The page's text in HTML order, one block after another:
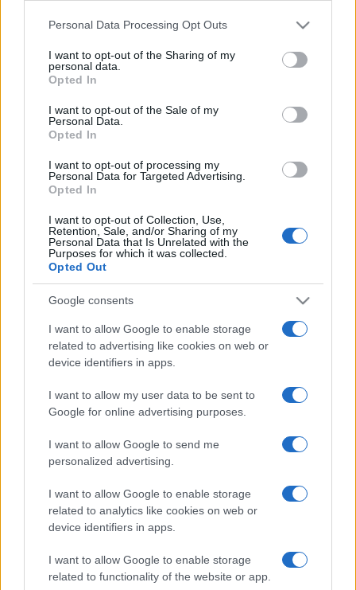
Please note that this website/app uses one or more Google
not limited to your visit or usage behaviour. You may click to
grant or deny consent to Google and its third-party tags to
use your data for below specified purposes in below Google
consent section.
Personal Data Processing Opt Outs
I want to opt-out of the Sharing of my
personal data.
Opted In
I want to opt-out of the Sale of my
Personal Data.
Opted In
I want to opt-out of processing my
Personal Data for Targeted Advertising.
Opted In
I want to opt-out of Collection, Use,
Retention, Sale, and/or Sharing of my
Personal Data that Is Unrelated with the
Purposes for which it was collected.
Opted Out
Google consents
I want to allow Google to enable storage
related to advertising like cookies on web or
device identifiers in apps.
I want to allow my user data to be sent to
Google for online advertising purposes.
I want to allow Google to send me
personalized advertising.
I want to allow Google to enable storage
related to analytics like cookies on web or
device identifiers in apps.
I want to allow Google to enable storage
related to functionality of the website or app.
Helyi hírek
másodfokúra csökken a riasztás
Országos hírek
Egyetem
HÍRDETÉS
HÍRDETÉS
LEGOLVASOTTABB
Szerdától rárajtolhatunk a jövő nyári
foci-Eb jegyeire
mentettek a sásdi tűzoltók